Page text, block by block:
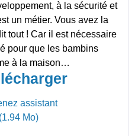
à la sécurité et
un métier. Vous avez la
tout ! Car il est nécessaire
pour que les bambins
à la maison…
assistant
Mo)